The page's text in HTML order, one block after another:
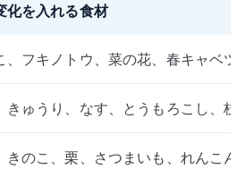
化を入れる食材
、フキノトウ、菜の花、春キャベツ
きゅうり、なす、とうもろこし、枝
きのこ、栗、さつまいも、れんこん